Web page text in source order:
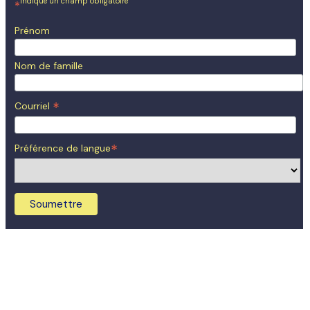
*
Prénom
Nom de famille
Courriel *
Préférence de langue*